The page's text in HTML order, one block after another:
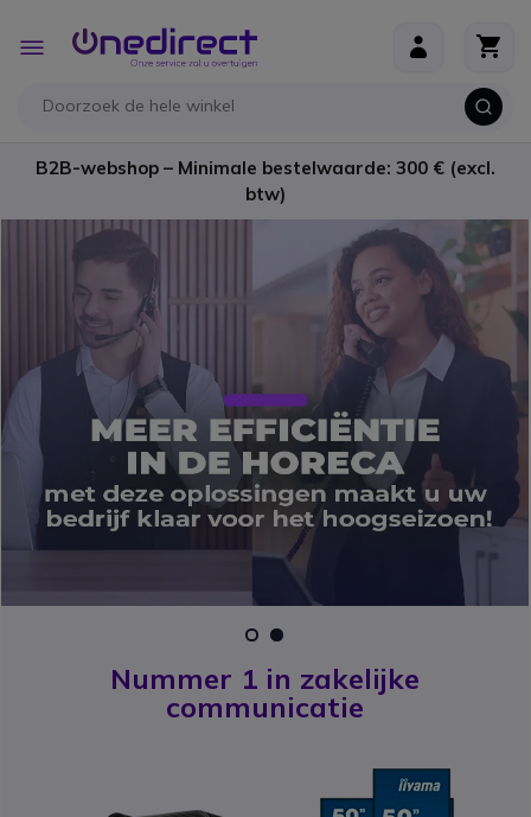
Toggle
Nav
B2B-webshop – Minimale bestelwaarde: 300 € (excl.
btw)
Nummer 1 in zakelijke
communicatie